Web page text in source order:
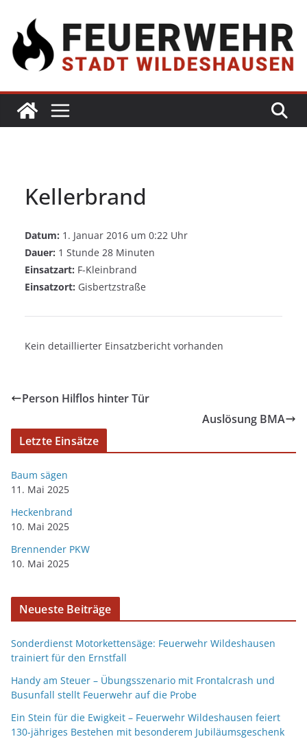
Kellerbrand
Datum: 1. Januar 2016 um 0:22 Uhr
Dauer: 1 Stunde 28 Minuten
Einsatzart: F-Kleinbrand
Einsatzort: Gisbertzstraße
Kein detaillierter Einsatzbericht vorhanden
Person Hilflos hinter Tür
Auslösung BMA
Letzte Einsätze
Baum sägen
11. Mai 2025
Heckenbrand
10. Mai 2025
Brennender PKW
10. Mai 2025
Neueste Beiträge
Sonderdienst Motorkettensäge: Feuerwehr Wildeshausen
trainiert für den Ernstfall
Handy am Steuer – Übungsszenario mit Frontalcrash und
Busunfall stellt Feuerwehr auf die Probe
Ein Stein für die Ewigkeit – Feuerwehr Wildeshausen feiert
130-jähriges Bestehen mit besonderem Jubiläumsgeschenk